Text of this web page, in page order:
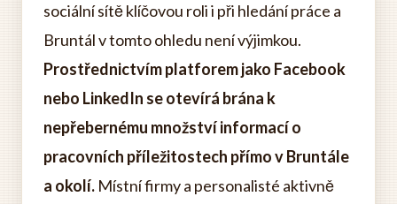
sociální sítě klíčovou roli i při hledání práce a
Bruntál v tomto ohledu není výjimkou.
Prostřednictvím platforem jako Facebook
nebo LinkedIn se otevírá brána k
nepřebernému množství informací o
pracovních příležitostech přímo v Bruntále
a okolí. Místní firmy a personalisté aktivně